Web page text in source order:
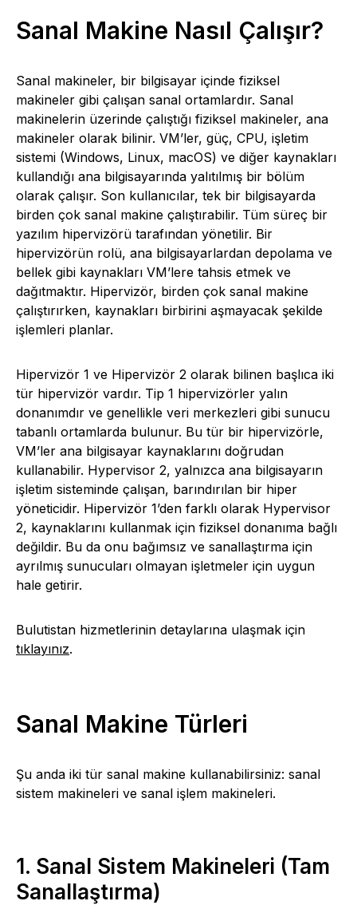
Sanal Makine Nasıl Çalışır?
Sanal makineler, bir bilgisayar içinde fiziksel
makineler gibi çalışan sanal ortamlardır. Sanal
makinelerin üzerinde çalıştığı fiziksel makineler, ana
makineler olarak bilinir. VM’ler, güç, CPU, işletim
sistemi (Windows, Linux, macOS) ve diğer kaynakları
kullandığı ana bilgisayarında yalıtılmış bir bölüm
olarak çalışır. Son kullanıcılar, tek bir bilgisayarda
birden çok sanal makine çalıştırabilir. Tüm süreç bir
yazılım hipervizörü tarafından yönetilir. Bir
hipervizörün rolü, ana bilgisayarlardan depolama ve
bellek gibi kaynakları VM’lere tahsis etmek ve
dağıtmaktır. Hipervizör, birden çok sanal makine
çalıştırırken, kaynakları birbirini aşmayacak şekilde
işlemleri planlar.
Hipervizör 1 ve Hipervizör 2 olarak bilinen başlıca iki
tür hipervizör vardır. Tip 1 hipervizörler yalın
donanımdır ve genellikle veri merkezleri gibi sunucu
tabanlı ortamlarda bulunur. Bu tür bir hipervizörle,
VM’ler ana bilgisayar kaynaklarını doğrudan
kullanabilir. Hypervisor 2, yalnızca ana bilgisayarın
işletim sisteminde çalışan, barındırılan bir hiper
yöneticidir. Hipervizör 1’den farklı olarak Hypervisor
2, kaynaklarını kullanmak için fiziksel donanıma bağlı
değildir. Bu da onu bağımsız ve sanallaştırma için
ayrılmış sunucuları olmayan işletmeler için uygun
hale getirir.
Bulutistan hizmetlerinin detaylarına ulaşmak için
tıklayınız.
Sanal Makine Türleri
Şu anda iki tür sanal makine kullanabilirsiniz: sanal
sistem makineleri ve sanal işlem makineleri.
1. Sanal Sistem Makineleri (Tam
Sanallaştırma)